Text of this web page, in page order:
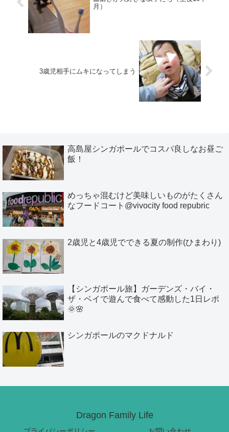
月）
3歳児相手にムキになってしまう
高島屋シンガポールでコスパ良しなお昼ご
飯！
めっちゃ混むけど美味しいものがたくさん
なフードコート@vivocity food repubric
2歳児と4歳児でできる夏の制作(ひまわり)
【シンガポール旅】ガーデンズ・バイ・
ザ・ベイで遊んで食べて感動した1日レポ
🌞🌸
シンガポールのマクドナルド
Dragon Family Life